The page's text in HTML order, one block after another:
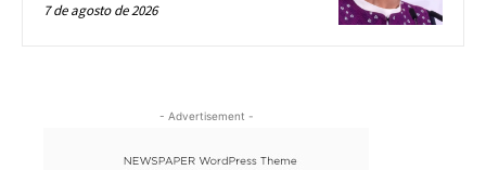
7 de agosto de 2026
- Advertisement -